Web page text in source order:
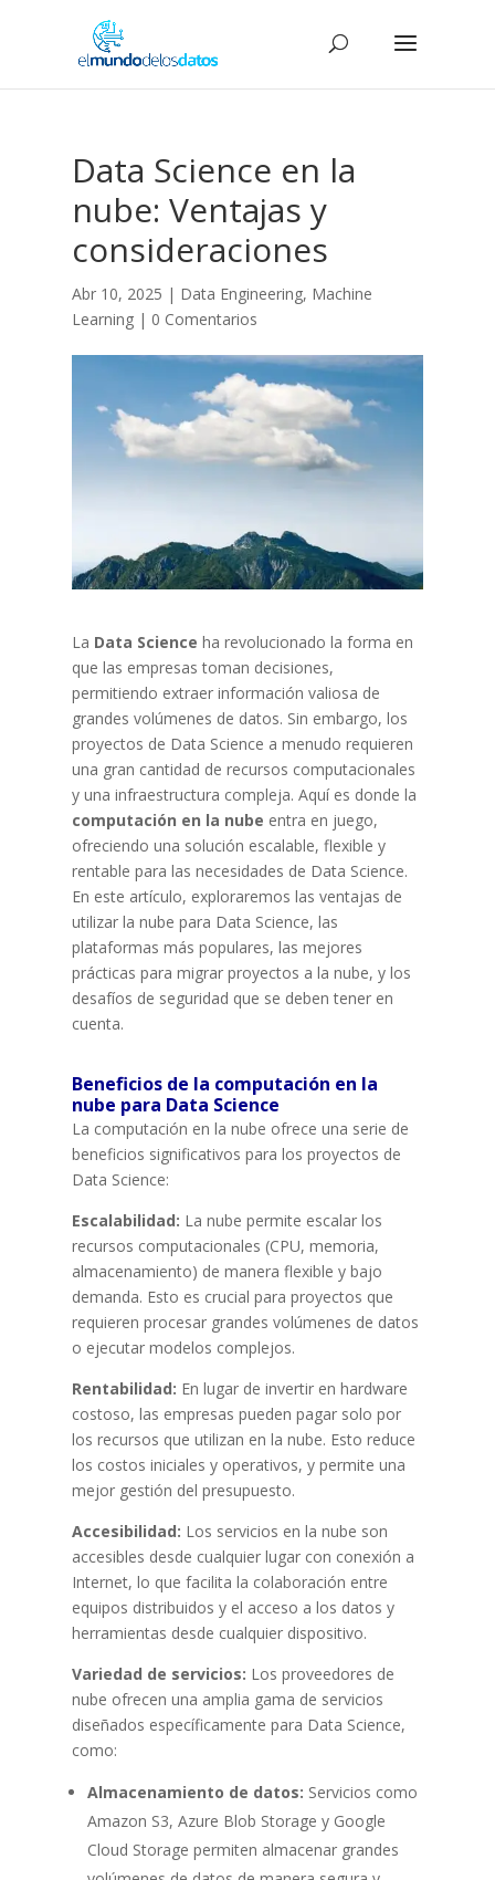
Data Science en la
nube: Ventajas y
consideraciones
Abr 10, 2025 | Data Engineering, Machine
Learning| 0 Comentarios
La Data Science ha revolucionado la forma en
que las empresas toman decisiones,
permitiendo extraer información valiosa de
grandes volúmenes de datos. Sin embargo, los
proyectos de Data Science a menudo requieren
una gran cantidad de recursos computacionales
y una infraestructura compleja. Aquí es donde la
computación en la nube entra en juego,
ofreciendo una solución escalable, flexible y
rentable para las necesidades de Data Science.
En este artículo, exploraremos las ventajas de
utilizar la nube para Data Science, las
plataformas más populares, las mejores
prácticas para migrar proyectos a la nube, y los
desafíos de seguridad que se deben tener en
cuenta.
Beneficios de la computación en la
nube para Data Science
La computación en la nube ofrece una serie de
beneficios significativos para los proyectos de
Data Science:
Escalabilidad: La nube permite escalar los
recursos computacionales (CPU, memoria,
almacenamiento) de manera flexible y bajo
demanda. Esto es crucial para proyectos que
requieren procesar grandes volúmenes de datos
o ejecutar modelos complejos.
Rentabilidad: En lugar de invertir en hardware
costoso, las empresas pueden pagar solo por
los recursos que utilizan en la nube. Esto reduce
los costos iniciales y operativos, y permite una
mejor gestión del presupuesto.
Accesibilidad: Los servicios en la nube son
accesibles desde cualquier lugar con conexión a
Internet, lo que facilita la colaboración entre
equipos distribuidos y el acceso a los datos y
herramientas desde cualquier dispositivo.
Variedad de servicios: Los proveedores de
nube ofrecen una amplia gama de servicios
diseñados específicamente para Data Science,
como:
Almacenamiento de datos: Servicios como
Amazon S3, Azure Blob Storage y Google
Cloud Storage permiten almacenar grandes